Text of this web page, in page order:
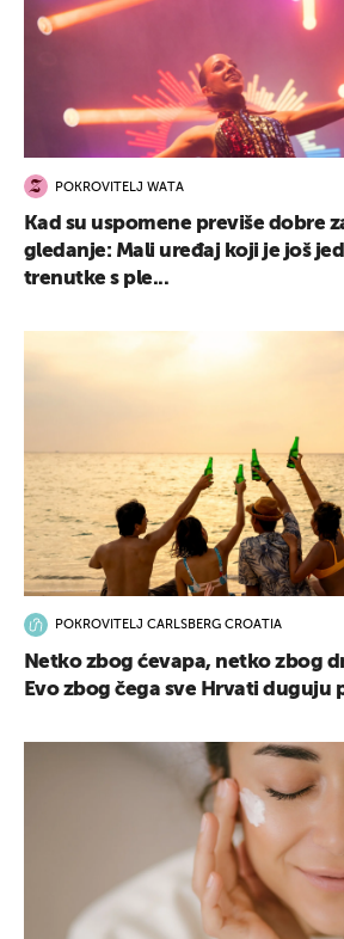
POKROVITELJ WATA
Kad su uspomene previše dobre
gledanje: Mali uređaj koji je još
trenutke s ple...
POKROVITELJ CARLSBERG CROATIA
Netko zbog ćevapa, netko zbog
Evo zbog čega sve Hrvati duguju